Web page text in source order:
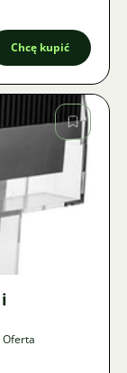
Chcę kupić
Oferta